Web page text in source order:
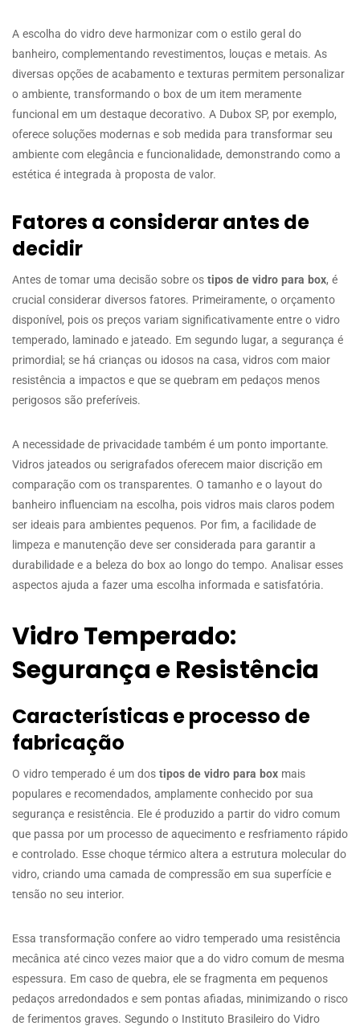
A escolha do vidro deve harmonizar com o estilo geral do
banheiro, complementando revestimentos, louças e metais. As
diversas opções de acabamento e texturas permitem personalizar
o ambiente, transformando o box de um item meramente
funcional em um destaque decorativo. A Dubox SP, por exemplo,
oferece soluções modernas e sob medida para transformar seu
ambiente com elegância e funcionalidade, demonstrando como a
estética é integrada à proposta de valor.
Fatores a considerar antes de
decidir
Antes de tomar uma decisão sobre os tipos de vidro para box, é
crucial considerar diversos fatores. Primeiramente, o orçamento
disponível, pois os preços variam significativamente entre o vidro
temperado, laminado e jateado. Em segundo lugar, a segurança é
primordial; se há crianças ou idosos na casa, vidros com maior
resistência a impactos e que se quebram em pedaços menos
perigosos são preferíveis.
A necessidade de privacidade também é um ponto importante.
Vidros jateados ou serigrafados oferecem maior discrição em
comparação com os transparentes. O tamanho e o layout do
banheiro influenciam na escolha, pois vidros mais claros podem
ser ideais para ambientes pequenos. Por fim, a facilidade de
limpeza e manutenção deve ser considerada para garantir a
durabilidade e a beleza do box ao longo do tempo. Analisar esses
aspectos ajuda a fazer uma escolha informada e satisfatória.
Vidro Temperado:
Segurança e Resistência
Características e processo de
fabricação
O vidro temperado é um dos tipos de vidro para box mais
populares e recomendados, amplamente conhecido por sua
segurança e resistência. Ele é produzido a partir do vidro comum
que passa por um processo de aquecimento e resfriamento rápido
e controlado. Esse choque térmico altera a estrutura molecular do
vidro, criando uma camada de compressão em sua superfície e
tensão no seu interior.
Essa transformação confere ao vidro temperado uma resistência
mecânica até cinco vezes maior que a do vidro comum de mesma
espessura. Em caso de quebra, ele se fragmenta em pequenos
pedaços arredondados e sem pontas afiadas, minimizando o risco
de ferimentos graves. Segundo o Instituto Brasileiro do Vidro